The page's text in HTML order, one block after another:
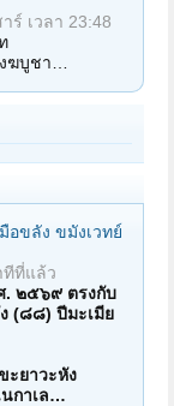
าร์ เวลา 23:48
ฆบูชา…
อขลัง ขมังเวทย์
ทีที่แล้ว
. ๒๕๖๙ ตรงกับ
(๘๘) ปีมะเมีย
ะยาวะหัง
กาเล…